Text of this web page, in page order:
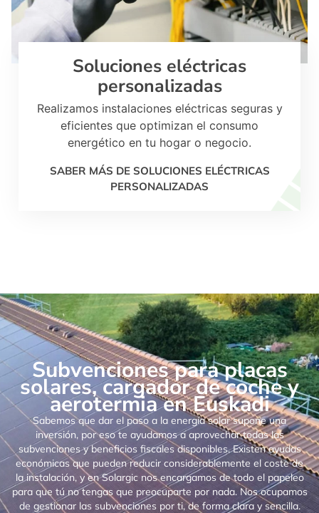
Soluciones eléctricas
personalizadas
Realizamos instalaciones eléctricas seguras y
eficientes que optimizan el consumo
energético en tu hogar o negocio.
SABER MÁS DE SOLUCIONES ELÉCTRICAS
PERSONALIZADAS
Subvenciones para placas
solares, cargador de coche y
aerotermia en Euskadi
Sabemos que dar el paso a la energía solar supone una
inversión, por eso te ayudamos a aprovechar todas las
subvenciones y beneficios fiscales disponibles. Existen ayudas
económicas que pueden reducir considerablemente el coste de
la instalación, y en Solargic nos encargamos de todo el papeleo
para que tú no tengas que preocuparte por nada. Nos ocupamos
de gestionar las subvenciones por ti, de forma clara y sencilla.